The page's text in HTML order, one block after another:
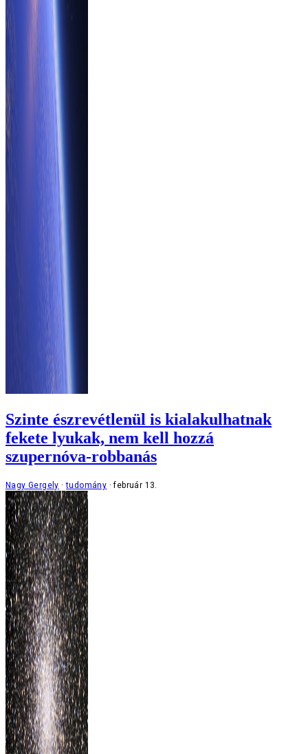
Szinte észrevétlenül is kialakulhatnak
fekete lyukak, nem kell hozzá
szupernóva-robbanás
Nagy Gergely tudomány február 13.